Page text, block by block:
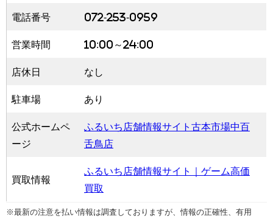
電話番号 072-253-0959
営業時間 10:00～24:00
店休日 なし
駐車場 あり
公式ホームペ
ージ
ふるいち店舗情報サイト古本市場中百
舌鳥店
買取情報
ふるいち店舗情報サイト｜ゲーム高価
買取
※最新の注意を払い情報は調査しておりますが、情報の正確性、有用